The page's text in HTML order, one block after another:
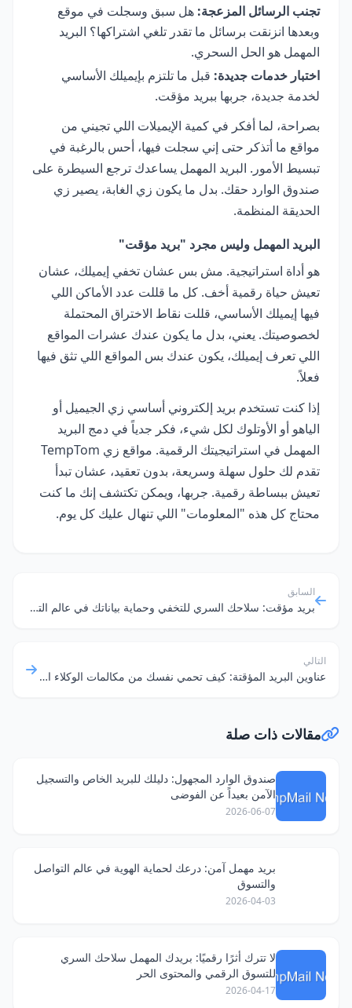
تجنب الرسائل المزعجة: هل سبق وسجلت في موقع
وبعدها انزنقت برسائل ما تقدر تلغي اشتراكها؟ البريد
المهمل هو الحل السحري.
اختبار خدمات جديدة: قبل ما تلتزم بإيميلك الأساسي
لخدمة جديدة، جربها ببريد مؤقت.
بصراحة، لما أفكر في كمية الإيميلات اللي تجيني من
مواقع ما أتذكر حتى إني سجلت فيها، أحس بالرغبة في
تبسيط الأمور. البريد المهمل يساعدك ترجع السيطرة على
صندوق الوارد حقك. بدل ما يكون زي الغابة، يصير زي
الحديقة المنظمة.
البريد المهمل وليس مجرد "بريد مؤقت"
هو أداة استراتيجية. مش بس عشان تخفي إيميلك، عشان
تعيش حياة رقمية أخف. كل ما قللت عدد الأماكن اللي
فيها إيميلك الأساسي، قللت نقاط الاختراق المحتملة
لخصوصيتك. يعني، بدل ما يكون عندك عشرات المواقع
اللي تعرف إيميلك، يكون عندك بس المواقع اللي تثق فيها
فعلاً.
إذا كنت تستخدم بريد إلكتروني أساسي زي الجيميل أو
الياهو أو الأوتلوك لكل شيء، فكر جدياً في دمج البريد
المهمل في استراتيجيتك الرقمية. مواقع زي TempTom
تقدم لك حلول سهلة وسريعة، بدون تعقيد، عشان تبدأ
تعيش ببساطة رقمية. جربها، ويمكن تكتشف إنك ما كنت
محتاج كل هذه "المعلومات" اللي تنهال عليك كل يوم.
السابق
بريد مؤقت: سلاحك السري للتخفي وحماية بياناتك في عالم التطوير
التالي
عناوين البريد المؤقتة: كيف تحمي نفسك من مكالمات الوكلاء العقاريين المزعجة؟
مقالات ذات صلة
صندوق الوارد المجهول: دليلك للبريد الخاص والتسجيل
الآمن بعيداً عن الفوضى
2026-06-07
بريد مهمل آمن: درعك لحماية الهوية في عالم التواصل
والتسوق
2026-04-03
لا تترك أثرًا رقميًا: بريدك المهمل سلاحك السري
للتسوق الرقمي والمحتوى الحر
2026-04-17